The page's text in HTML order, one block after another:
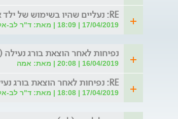
RE: נעליים שהיו בשימוש של ילד אחר
17/04/2019 | 18:09 | מאת: ד"ר לב-אל אסא
נפיחות לאחר הוצאת בורג
16/04/2019 | 20:08 | מאת: אמה
RE: נפיחות לאחר הוצאת בורג נעילה
17/04/2019 | 18:08 | מאת: ד"ר לב-אל אסא